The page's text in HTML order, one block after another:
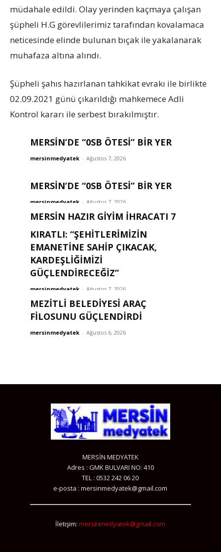
müdahale edildi. Olay yerinden kaçmaya çalışan
şüpheli H.G görevlilerimiz tarafından kovalamaca
neticesinde elinde bulunan bıçak ile yakalanarak
muhafaza altına alındı.
Şüpheli şahıs hazırlanan tahkikat evrakı ile birlikte
02.09.2021 günü çıkarıldığı mahkemece Adli
Kontrol kararı ile serbest bırakılmıştır.
MERSİN’DE “0SB ÖTESİ” BİR YER
mersinmedyatek - Ağustos 7, 2026
MERSİN’DE “0SB ÖTESİ” BİR YER
mersinmedyatek - Ağustos 7, 2026
MERSİN HAZIR GİYİM İHRACATI 7
AYDA 211 MİLYON DOLARI AŞTI
mersinmedyatek - Ağustos 7, 2026
KIRATLI: “ŞEHITLERIMIZIN
EMANETINE SAHIP ÇIKACAK,
KARDEŞLIĞIMIZI
GÜÇLENDIRECEĞIZ”
mersinmedyatek - Ağustos 7, 2026
MEZİTLİ BELEDİYESİ ARAÇ
FİLOSUNU GÜÇLENDİRDİ
mersinmedyatek - Ağustos 6, 2026
MERSİN MEDYATEK
Adres : GMK BULVARI NO: 410
TEL : 0532 242 06 20
e-posta : mersinmedyatek@gmail.com
İletişim:mersinmedyatek@gmail.com